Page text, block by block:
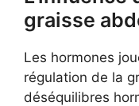
graisse
Les hormones
régulation de la
déséquilibres